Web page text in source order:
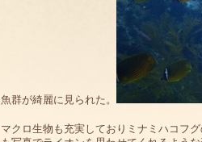
魚群が綺麗に見られた。
マクロ生物も充実しておりミナミハコフ